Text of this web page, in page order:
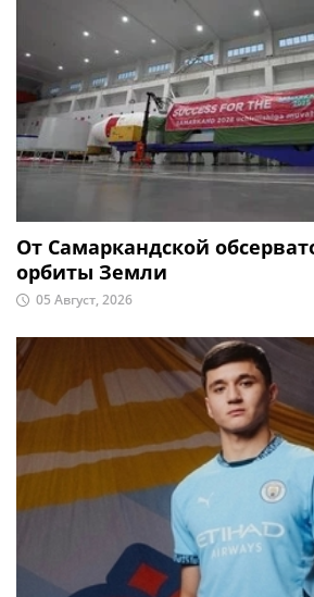
От Самаркандской
орбиты Земли
05 Август, 2026